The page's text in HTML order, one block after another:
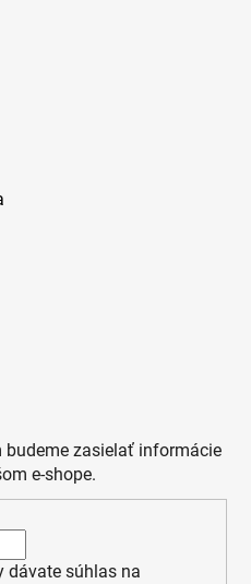
budeme zasielať informácie
e-shope.
dávate súhlas na